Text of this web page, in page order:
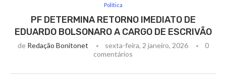
Política
PF DETERMINA RETORNO IMEDIATO DE
EDUARDO BOLSONARO A CARGO DE ESCRIVÃO
de Redação Bonitonet sexta-feira, 2 janeiro, 2026
0
comentários